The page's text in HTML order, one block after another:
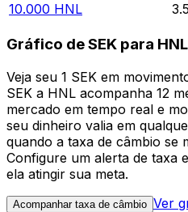
10.000 HNL
Gráfico de SEK para HNL
Veja seu 1 SEK em
SEK a HNL acompanha 12
mercado em tempo real e
seu dinheiro valia em
quando a taxa de câmbio se
Configure um alerta de taxa
ela atingir sua meta.
Acompanhar taxa de câmbio Ver